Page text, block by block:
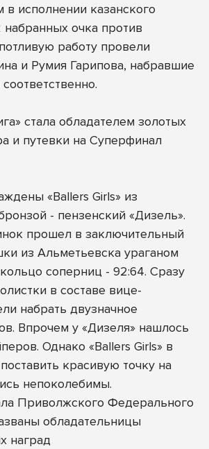
в исполнении казанского
набранных очка против
работу провели
и Румия Гарипова, набравшие
стала обладателем золотых
и путевки на Суперфинал
«Ballers Girls» из
- пензенский «Дизель».
прошел в заключительный
из Альметьевска ураганом
соперниц - 92:64. Сразу
в составе вице-
набрать двузначное
Впрочем у «Дизеля» нашлось
Однако «Ballers Girls» в
красивую точку на
непоколебимы.
Приволжского Федерального
обладательницы
наград